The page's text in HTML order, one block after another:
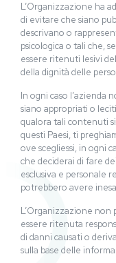
L’Organizzazione ha
di evitare che siano
descrivano o
psicologica o tali che,
essere ritenuti lesivi
della dignità delle
In ogni caso l’azienda
siano appropriati o
qualora tali contenuti
questi Paesi, ti
ove scegliessi, in ogni
che deciderai di fare
esclusiva e personale
potrebbero avere
L’Organizzazione non
essere ritenuta
di danni causati o
sulla base delle